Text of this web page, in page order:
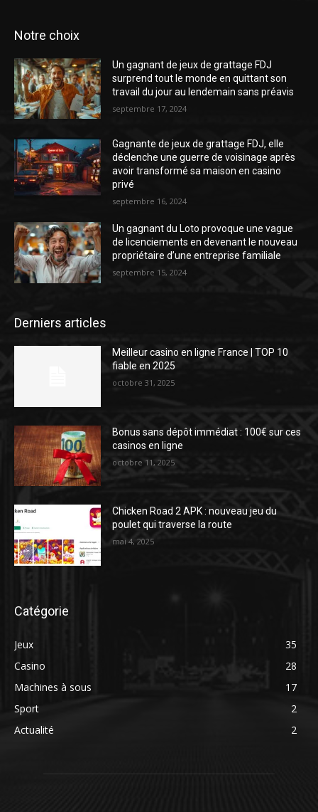
Notre choix
Un gagnant de jeux de grattage FDJ
surprend tout le monde en quittant son
travail du jour au lendemain sans préavis
septembre 17, 2024
Gagnante de jeux de grattage FDJ, elle
déclenche une guerre de voisinage après
avoir transformé sa maison en casino
privé
septembre 16, 2024
Un gagnant du Loto provoque une vague
de licenciements en devenant le nouveau
propriétaire d’une entreprise familiale
septembre 15, 2024
Derniers articles
Meilleur casino en ligne France | TOP 10
fiable en 2025
octobre 31, 2025
Bonus sans dépôt immédiat : 100€ sur ces
casinos en ligne
octobre 11, 2025
Chicken Road 2 APK : nouveau jeu du
poulet qui traverse la route
mai 4, 2025
Catégorie
Jeux
35
Casino
28
Machines à sous
17
Sport
2
Actualité
2